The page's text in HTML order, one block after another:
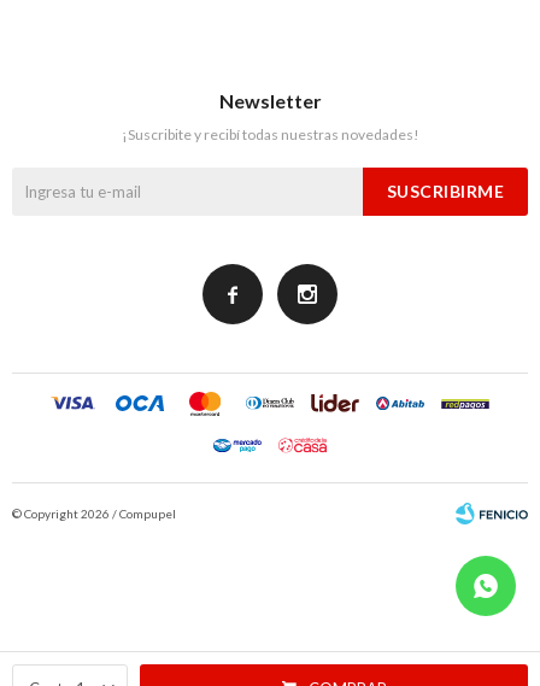
Newsletter
¡Suscribite y recibí todas nuestras novedades!
SUSCRIBIRME
 
© Copyright 2026 / Compupel